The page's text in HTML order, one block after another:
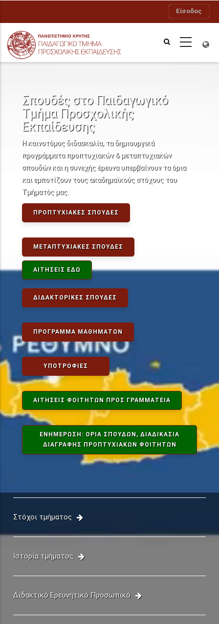
κυρίως
περιεχόμενο
Είσοδος
Σπουδές στο Παιδαγωγικό
Τμήμα Προσχολικής
Εκπαίδευσης
Η καινοτόμος διδασκαλία, τα δημιουργικά
προγράμματα προπτυχιακών & μεταπτυχιακών
σπουδών και η συνεχής έρευνα υπερβαίνουν τα όρια
και εμποτίζουν τους ακαδημαϊκούς στόχους του
Τμήματός μας.
ΠΡΟΠΤΥΧΙΑΚΈΣ ΣΠΟΥΔΈΣ
ΜΕΤΑΠΤΥΧΙΑΚΈΣ ΣΠΟΥΔΈΣ
ΑΙΤΉΣΕΙΣ ΕΔΏ
ΔΙΔΑΚΤΟΡΙΚΈΣ ΣΠΟΥΔΈΣ
ΠΡΌΓΡΑΜΜΑ ΜΑΘΗΜΆΤΩΝ
ΥΠΟΤΡΟΦΊΕΣ
ΑΙΤΉΣΕΙΣ ΦΟΙΤΗΤΏΝ ΠΡΟΣ ΓΡΑΜΜΑΤΕΊΑ
ΕΝΗΜΕΡΩΣΗ: ΟΡΙΑ ΣΠΟΥΔΩΝ, ΔΙΑΔΙΚΑΣΊΑ
ΔΙΑΓΡΑΦΗΣ ΠΡΟΠΤΥΧΙΑΚΏΝ ΦΟΙΤΗΤΏΝ
Στόχοι τμήματος
Ιστορία τμήματος
Διδακτικό Ερευνητικό Προσωπικό